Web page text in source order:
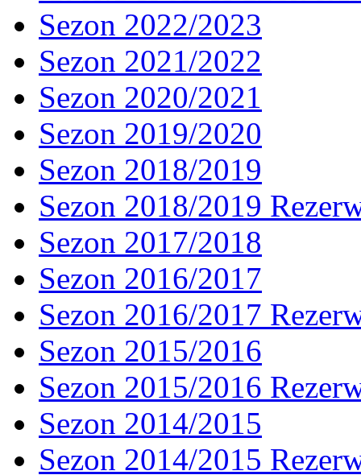
Sezon 2022/2023
Sezon 2021/2022
Sezon 2020/2021
Sezon 2019/2020
Sezon 2018/2019
Sezon 2018/2019
Sezon 2017/2018
Sezon 2016/2017
Sezon 2016/2017
Sezon 2015/2016
Sezon 2015/2016
Sezon 2014/2015
Sezon 2014/2015